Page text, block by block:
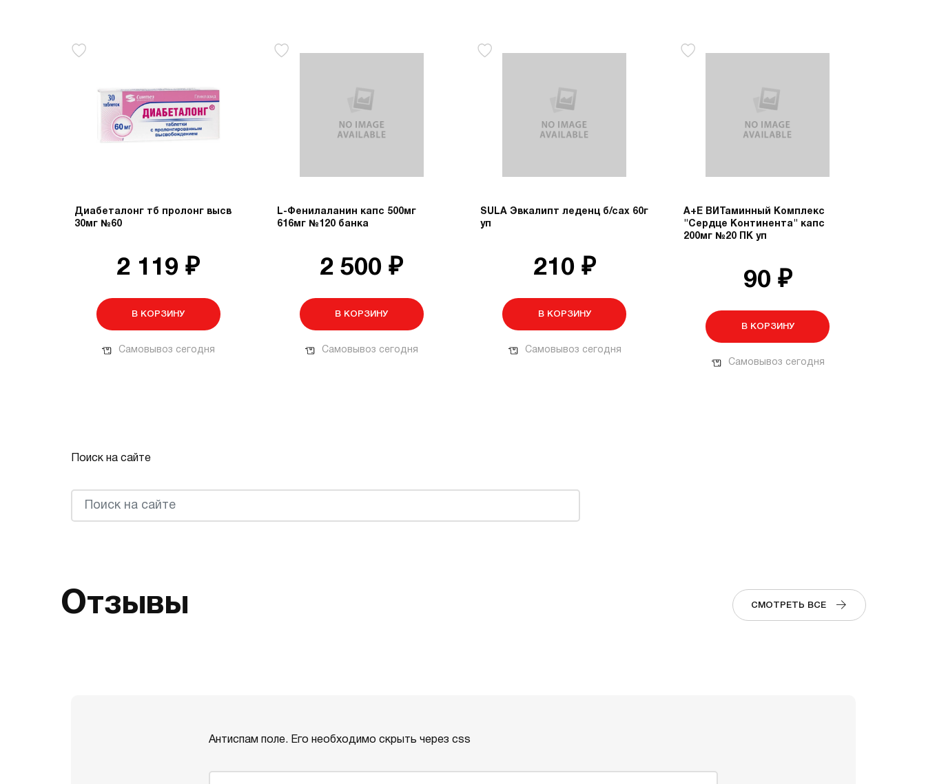
Диабеталонг тб пролонг высв
30мг №60
2 119 ₽
В КОРЗИНУ
Самовывоз сегодня
L-Фенилаланин капс 500мг
616мг №120 банка
2 500 ₽
В КОРЗИНУ
Самовывоз сегодня
SULA Эвкалипт леденц б/сах 60г
уп
210 ₽
В КОРЗИНУ
Самовывоз сегодня
А+Е ВИТаминный Комплекс
"Сердце Континента" капс
200мг №20 ПК уп
90 ₽
В КОРЗИНУ
Самовывоз сегодня
Поиск на сайте
Отзывы СМОТРЕТЬ ВСЕ
Антиспам поле. Его необходимо скрыть через css